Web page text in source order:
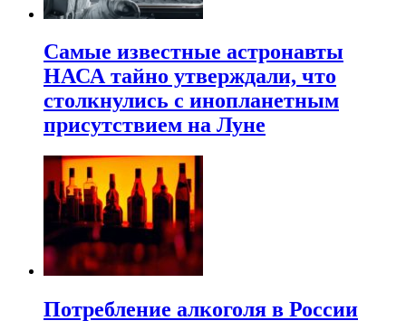
Самые известные астронавты
НАСА тайно утверждали, что
столкнулись с инопланетным
присутствием на Луне
Потребление алкоголя в России